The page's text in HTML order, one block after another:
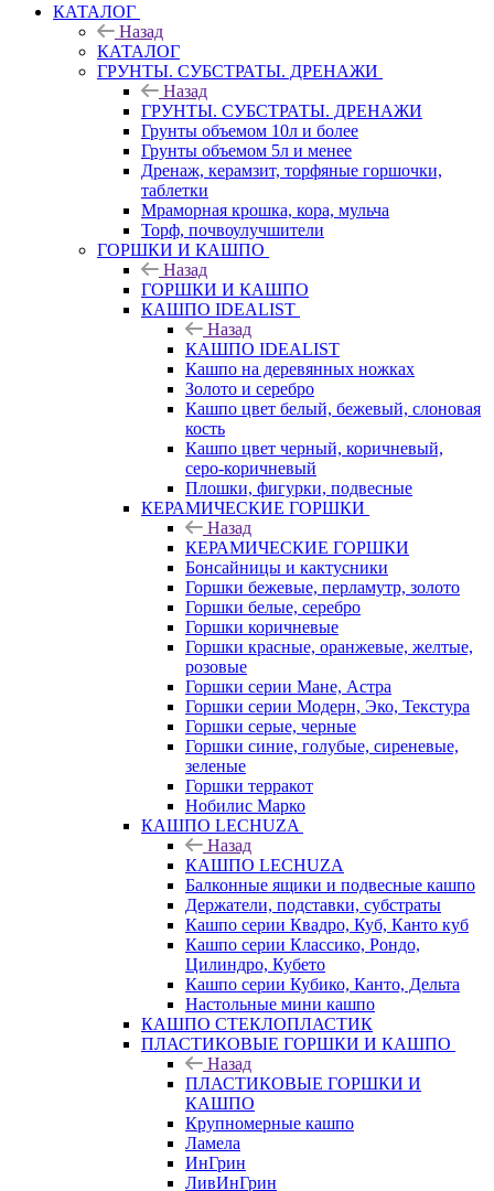
КАТАЛОГ
Назад
КАТАЛОГ
ГРУНТЫ. СУБСТРАТЫ. ДРЕНАЖИ
Назад
ГРУНТЫ. СУБСТРАТЫ. ДРЕНАЖИ
Грунты объемом 10л и более
Грунты объемом 5л и менее
Дренаж, керамзит, торфяные горшочки,
таблетки
Мраморная крошка, кора, мульча
Торф, почвоулучшители
ГОРШКИ И КАШПО
Назад
ГОРШКИ И КАШПО
КАШПО IDEALIST
Назад
КАШПО IDEALIST
Кашпо на деревянных ножках
Золото и серебро
Кашпо цвет белый, бежевый, слоновая
кость
Кашпо цвет черный, коричневый,
серо-коричневый
Плошки, фигурки, подвесные
КЕРАМИЧЕСКИЕ ГОРШКИ
Назад
КЕРАМИЧЕСКИЕ ГОРШКИ
Бонсайницы и кактусники
Горшки бежевые, перламутр, золото
Горшки белые, серебро
Горшки коричневые
Горшки красные, оранжевые, желтые,
розовые
Горшки серии Мане, Астра
Горшки серии Модерн, Эко, Текстура
Горшки серые, черные
Горшки синие, голубые, сиреневые,
зеленые
Горшки терракот
Нобилис Марко
КАШПО LECHUZA
Назад
КАШПО LECHUZA
Балконные ящики и подвесные кашпо
Держатели, подставки, субстраты
Кашпо серии Квадро, Куб, Канто куб
Кашпо серии Классико, Рондо,
Цилиндро, Кубето
Кашпо серии Кубико, Канто, Дельта
Настольные мини кашпо
КАШПО СТЕКЛОПЛАСТИК
ПЛАСТИКОВЫЕ ГОРШКИ И КАШПО
Назад
ПЛАСТИКОВЫЕ ГОРШКИ И
КАШПО
Крупномерные кашпо
Ламела
ИнГрин
ЛивИнГрин